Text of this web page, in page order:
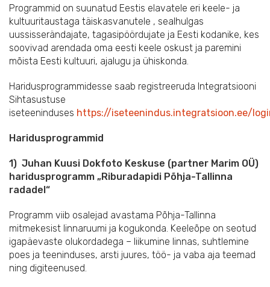
Programmid on suunatud Eestis elavatele eri keele- ja
kultuuritaustaga täiskasvanutele , sealhulgas
uussisserändajate, tagasipöördujate ja Eesti kodanike, kes
soovivad arendada oma eesti keele oskust ja paremini
mõista Eesti kultuuri, ajalugu ja ühiskonda.
Haridusprogrammidesse saab registreeruda Integratsiooni
Sihtasustuse
iseteeninduses https://iseteenindus.integratsioon.ee/
Haridusprogrammid
1) Juhan Kuusi Dokfoto Keskuse (partner Marim OÜ)
haridusprogramm „Riburadapidi Põhja-Tallinna
radadel“
Programm viib osalejad avastama Põhja-Tallinna
mitmekesist linnaruumi ja kogukonda. Keeleõpe on seotud
igapäevaste olukordadega – liikumine linnas, suhtlemine
poes ja teeninduses, arsti juures, töö- ja vaba aja teemad
ning digiteenused.